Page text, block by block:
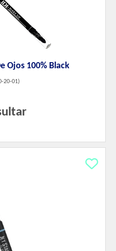
Ojos 100% Black
20-01)